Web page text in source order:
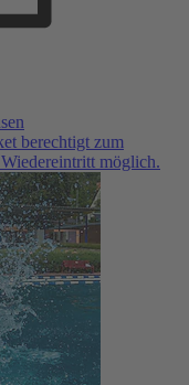
berechtigt zum
möglich.